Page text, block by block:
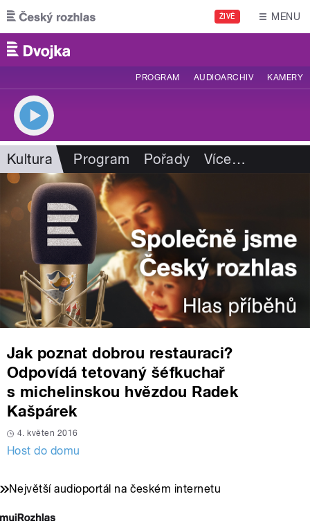
Přejít k hlavnímu obsahu
ŽIVĚ MENU
PROGRAM AUDIOARCHIV KAMERY
Kultura Program Pořady Více…
Jak poznat dobrou restauraci?
Odpovídá tetovaný šéfkuchař
s michelinskou hvězdou Radek
Kašpárek
4. květen 2016
Host do domu
Největší audioportál na českém internetu